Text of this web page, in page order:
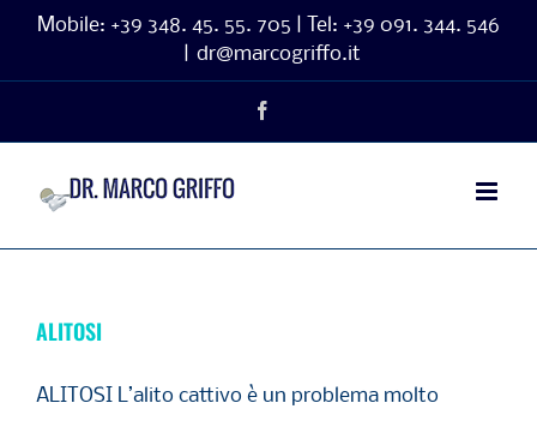
SaltaMobile: +39 348. 45. 55. 705 | Tel: +39 091. 344. 546
dr@marcogriffo.it
ALITOSI
ALITOSI L’alito cattivo è un problema molto